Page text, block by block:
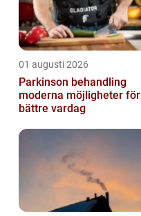
01 augusti 2026
Parkinson behandling
moderna möjligheter för
bättre vardag